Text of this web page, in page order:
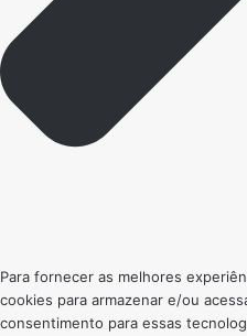
Para fornecer as melhores
cookies para armazenar e/ou
consentimento para essas